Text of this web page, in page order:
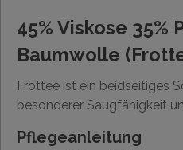
45% Viskose 35%
Baumwolle
Frottee ist ein beidseitiges
besonderer Saugfähigkeit
Pflegeanleitung